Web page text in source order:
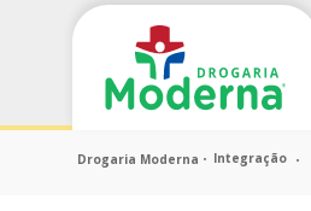
Integração